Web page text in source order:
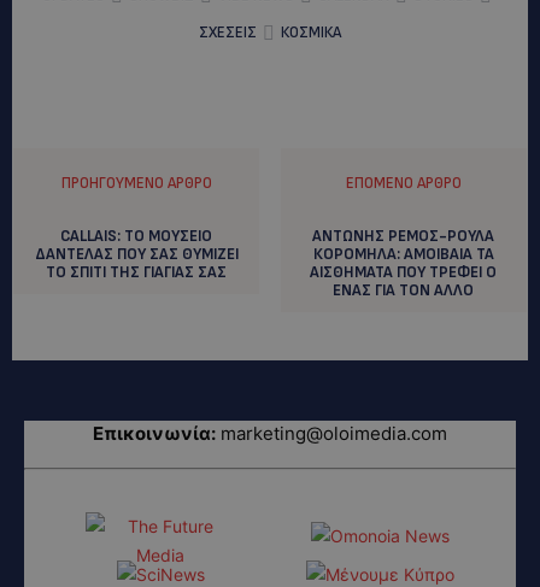
ΣΧΕΣΕΙΣ
ΚΟΣΜΙΚΑ
ΠΡΟΗΓΟΎΜΕΝΟ ΆΡΘΡΟ
CALLAIS: TO MOYΣΕΙΟ
ΔΑΝΤΕΛΑΣ ΠΟΥ ΣΑΣ ΘΥΜΙΖΕΙ
ΤΟ ΣΠΙΤΙ ΤΗΣ ΓΙΑΓΙΑΣ ΣΑΣ
ΕΠΌΜΕΝΟ ΆΡΘΡΟ
ΑΝΤΩΝΗΣ ΡΕΜΟΣ-ΡΟΥΛΑ
ΚΟΡΟΜΗΛΑ: ΑΜΟΙΒΑΙΑ TA
ΑΙΣΘΗΜΑΤΑ ΠΟΥ ΤΡΕΦΕΙ Ο
ΕΝΑΣ ΓΙΑ ΤΟΝ ΑΛΛΟ
Επικοινωνία: marketing@oloimedia.com